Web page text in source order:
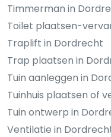
Timmerman in
Toilet plaatsen-
Traplift in Dordrecht
Trap plaatsen in
Tuin aanleggen in
Tuinhuis plaatsen of
Tuin ontwerp in
Ventilatie in